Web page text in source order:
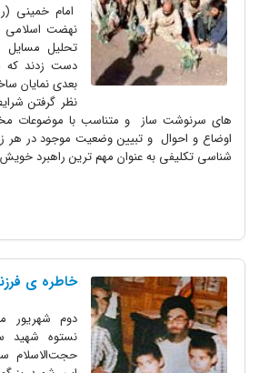
امام خمینی
نهضت اسلامی
تحلیل مسایل
دست زدند که
بعدی نمایان
نظر گرفتن
های سرنوشت ساز و متناسب با موضوعات
اوضاع و احوال و تبیین وضعیت موجود در هر
شناسی تکلیفی به عنوان مهم ترین راهبرد خویش...
خاطره ی
دوم شهریور
نستوه شهید
حجت‌الاسلام